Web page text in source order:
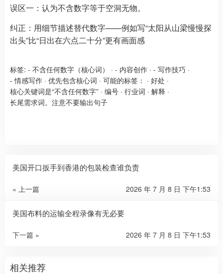
误区一：认为不含数字等于空洞无物。
纠正：用细节描述替代数字——例如写“太阳从山梁慢慢探
出头”比“日出在六点二十分”更有画面感
标签: - 不含任何数字（核心词） · - 内容创作 · - 写作技巧 ·
- 情感写作 · 优先包含核心词 · 可能的标签： · 好处 ·
核心关键词是“不含任何数字” · 编号 · 行业词 · 解释 ·
长尾需求词。注意不要输出句子
美国开口扳手到香港的包装检查谁负责
« 上一篇 2026 年 7 月 8 日 下午1:53
美国布料的运输全程录像有无必要
下一篇 » 2026 年 7 月 8 日 下午1:53
相关推荐